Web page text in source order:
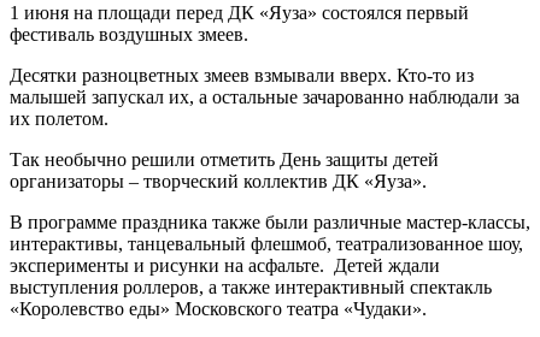
1 июня на площади перед ДК «Яуза» состоялся первый
фестиваль воздушных змеев.
Десятки разноцветных змеев взмывали вверх. Кто-то из
малышей запускал их, а остальные зачарованно наблюдали за
их полетом.
Так необычно решили отметить День защиты детей
организаторы – творческий коллектив ДК «Яуза».
В программе праздника также были различные мастер-классы,
интерактивы, танцевальный флешмоб, театрализованное шоу,
эксперименты и рисунки на асфальте. Детей ждали
выступления роллеров, а также интерактивный спектакль
«Королевство еды» Московского театра «Чудаки».